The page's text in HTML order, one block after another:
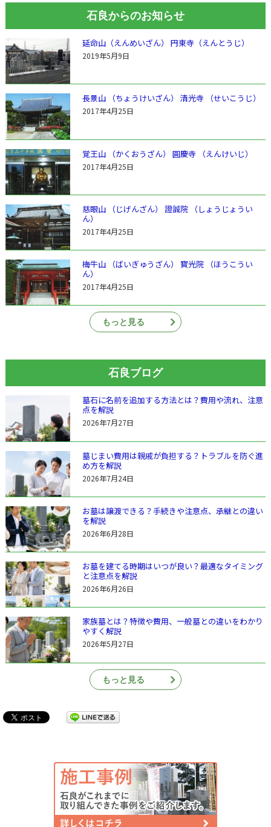
石良からのお知らせ
延命山（えんめいざん） 円東寺（えんとうじ）
2019年5月9日
長景山 （ちょうけいざん） 清光寺 （せいこうじ）
2017年4月25日
覚王山 （かくおうざん） 圓慶寺 （えんけいじ）
2017年4月25日
慈眼山 （じげんざん） 證誠院 （しょうじょうい
ん）
2017年4月25日
梅牛山 （ばいぎゅうざん） 寳光院 （ほうこうい
ん）
2017年4月25日
もっと見る
石良ブログ
墓石に名前を追加する方法とは？費用や流れ、注意
点を解説
2026年7月27日
墓じまい費用は親戚が負担する？トラブルを防ぐ進
め方を解説
2026年7月24日
お墓は譲渡できる？手続きや注意点、承継との違い
を解説
2026年6月28日
お墓を建てる時期はいつが良い？最適なタイミング
と注意点を解説
2026年6月26日
家族墓とは？特徴や費用、一般墓との違いをわかり
やすく解説
2026年5月27日
もっと見る